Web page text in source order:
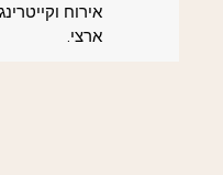
אירוח
ארצי.